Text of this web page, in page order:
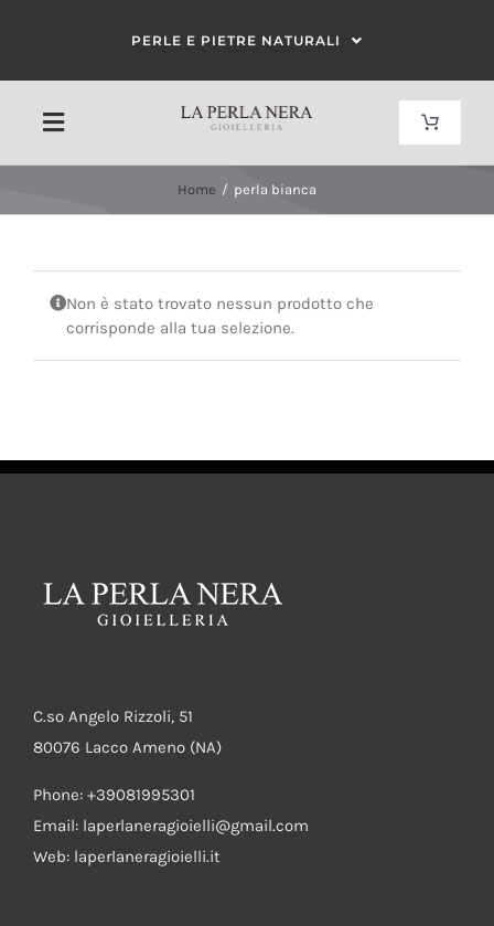
contenuto
PERLE E PIETRE NATURALI
Toggle
Navigation
HOME
CHI SIAMO
Toggle
Home perla bianca
Non è stato trovato nessun prodotto che
corrisponde alla tua selezione.
C.so Angelo Rizzoli, 51
80076 Lacco Ameno (NA)
Phone: +39081995301
Email: laperlaneragioielli@gmail.com
Web: laperlaneragioielli.it